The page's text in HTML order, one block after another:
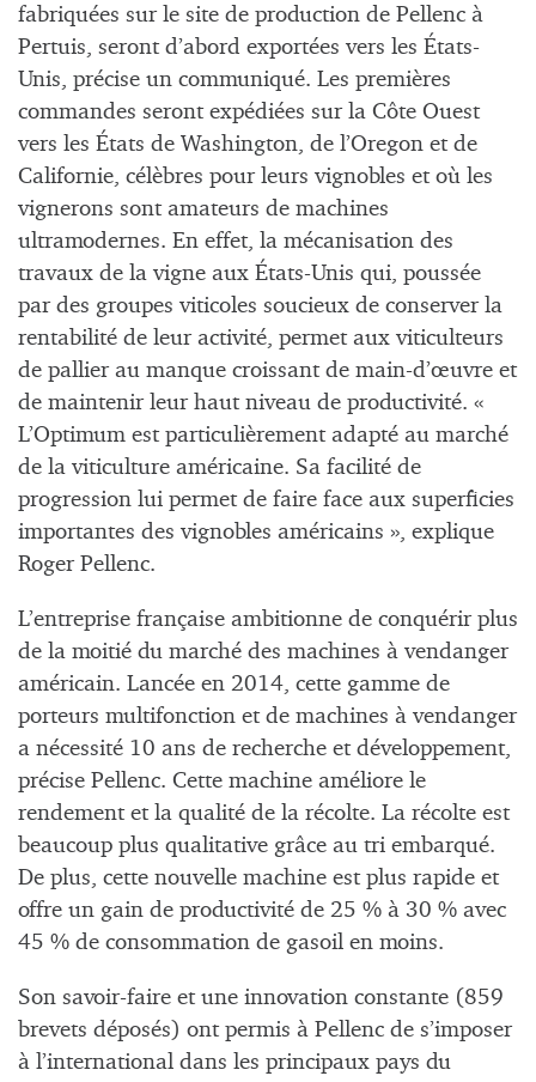
fabriquées sur le site de production de Pellenc à
Pertuis, seront d’abord exportées vers les États-
Unis, précise un communiqué. Les premières
commandes seront expédiées sur la Côte Ouest
vers les États de Washington, de l’Oregon et de
Californie, célèbres pour leurs vignobles et où les
vignerons sont amateurs de machines
ultramodernes. En effet, la mécanisation des
travaux de la vigne aux États-Unis qui, poussée
par des groupes viticoles soucieux de conserver la
rentabilité de leur activité, permet aux viticulteurs
de pallier au manque croissant de main-d’œuvre et
de maintenir leur haut niveau de productivité. «
L’Optimum est particulièrement adapté au marché
de la viticulture américaine. Sa facilité de
progression lui permet de faire face aux superficies
importantes des vignobles américains », explique
Roger Pellenc.
L’entreprise française ambitionne de conquérir plus
de la moitié du marché des machines à vendanger
américain. Lancée en 2014, cette gamme de
porteurs multifonction et de machines à vendanger
a nécessité 10 ans de recherche et développement,
précise Pellenc. Cette machine améliore le
rendement et la qualité de la récolte. La récolte est
beaucoup plus qualitative grâce au tri embarqué.
De plus, cette nouvelle machine est plus rapide et
offre un gain de productivité de 25 % à 30 % avec
45 % de consommation de gasoil en moins.
Son savoir-faire et une innovation constante (859
brevets déposés) ont permis à Pellenc de s’imposer
à l’international dans les principaux pays du